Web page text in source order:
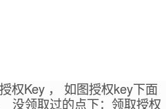
权Key ， 如图授权key下面
没领取过的点下：领取授权